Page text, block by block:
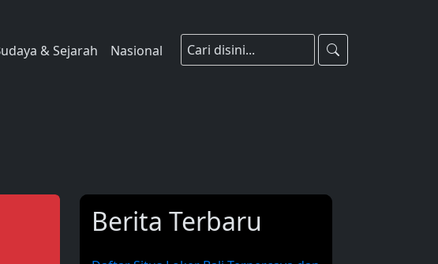
& Sejarah Nasional
Berita Terbaru